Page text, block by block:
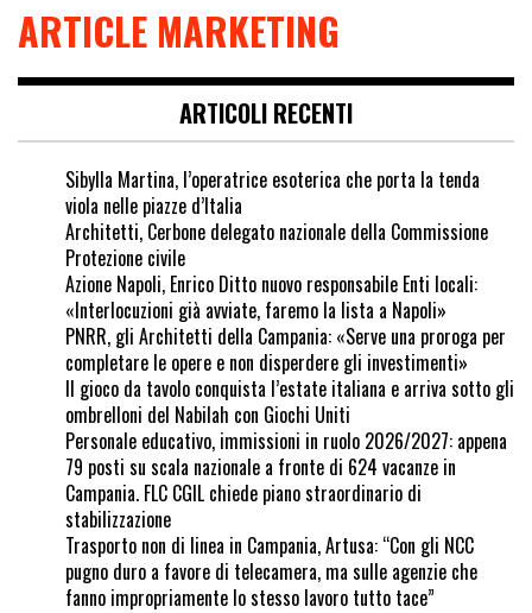
ARTICLE MARKETING
ARTICOLI RECENTI
Sibylla Martina, l’operatrice esoterica che porta la tenda
viola nelle piazze d’Italia
Architetti, Cerbone delegato nazionale della Commissione
Protezione civile
Azione Napoli, Enrico Ditto nuovo responsabile Enti locali:
«Interlocuzioni già avviate, faremo la lista a Napoli»
PNRR, gli Architetti della Campania: «Serve una proroga per
completare le opere e non disperdere gli investimenti»
Il gioco da tavolo conquista l’estate italiana e arriva sotto gli
ombrelloni del Nabilah con Giochi Uniti
Personale educativo, immissioni in ruolo 2026/2027: appena
79 posti su scala nazionale a fronte di 624 vacanze in
Campania. FLC CGIL chiede piano straordinario di
stabilizzazione
Trasporto non di linea in Campania, Artusa: “Con gli NCC
pugno duro a favore di telecamera, ma sulle agenzie che
fanno impropriamente lo stesso lavoro tutto tace”